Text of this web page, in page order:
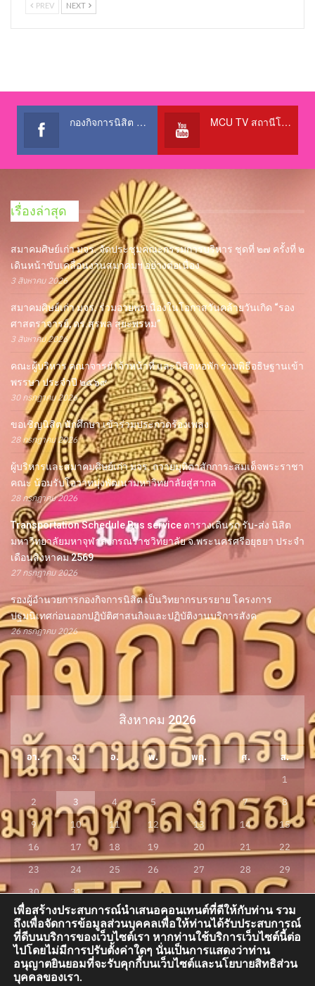
PREV NEXT
กองกิจการนิสิต สำนักงานอธิการบดี MCU TV สถานีโทรทัศน์เพื่อการศึกษา @OfficialTBCChannel
เรื่องล่าสุด
สมาคมศิษย์เก่า มจร. จัดประชุมคณะกรรมการบริหาร ชุดที่ ๒๗ ครั้งที่ ๒
เดินหน้าขับเคลื่อนงานสมาคมฯ อย่างต่อเนื่อง
3 สิงหาคม 2026
สมาคมศิษย์เก่า มจร. ร่วมอวยพรเนื่องในโอกาสวันคล้ายวันเกิด “รอง
ศาสตราจารย์, ดร.สุรพล สุยะพรหม”
3 สิงหาคม 2026
คณะผู้บริหาร คณาจารย์ เจ้าหน้าที่ และนิสิตหอพัก ร่วมพิธีอธิษฐานเข้า
พรรษา ประจำปี ๒๕๖๙
30 กรกฎาคม 2026
ขอเชิญนิสิต นักศึกษา เข้าร่วมประกวดร้องเพลง
28 กรกฎาคม 2026
ผู้บริหารและสมาคมศิษย์เก่า มจร. ถวายมุทิตาสักการะสมเด็จพระราชา
คณะ น้อมรับโอวาทมุ่งพัฒนามหาวิทยาลัยสู่สากล
28 กรกฎาคม 2026
Transportation Schedule Bus service ตารางเดินรถ รับ-ส่ง นิสิต
มหาวิทยาลัยมหาจุฬาลงกรณราชวิทยาลัย จ.พระนครศรีอยุธยา ประจำ
เดือนสิงหาคม 2569
27 กรกฎาคม 2026
รองผู้อำนวยการกองกิจการนิสิต เป็นวิทยากรบรรยาย โครงการ
ปฐมนิเทศก่อนออกปฏิบัติศาสนกิจและปฏิบัติงานบริการสังค
26 กรกฎาคม 2026
สิงหาคม 2026
อา. จ. อ. พ. พฤ. ศ.
ส.
1
2
3 4 5 6 7
8
9
10 11 12 13 14
15
16
17 18 19 20 21
22
23
24 25 26 27 28
29
30
31
« ก.ค.
กองกิจการนิสิต อาคารสมเด็จพระพุฒาจารย์ (เกี่ยว อุปเสณมหาเถระ) อาคารเรียน
เพื่อสร้างประสบการณ์นำเสนอคอนเทนต์ที่ดีให้กับท่าน รวม
ถึงเพื่อจัดการข้อมูลส่วนบุคคลเพื่อให้ท่านได้รับประสบการณ์
ที่ดีบนบริการของเว็บไซต์เรา หากท่านใช้บริการเว็บไซต์นี้ต่อ
ไปโดยไม่มีการปรับตั้งค่าใดๆ นั่นเป็นการแสดงว่าท่าน
อนุญาตยินยอมที่จะรับคุกกี้บนเว็บไซต์และนโยบายสิทธิส่วน
บุคคลของเรา.